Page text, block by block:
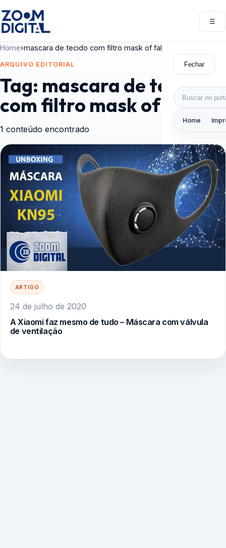
☰
Fechar
Buscar por:
Home
Home›mascara de tecido com filtro mask of fabric
ARQUIVO EDITORIAL
Tag: mascara de tecido
com filtro mask of fabric
1 conteúdo encontrado
ARTIGO
24 de julho de 2020
A Xiaomi faz mesmo de tudo – Máscara com válvula
de ventilação